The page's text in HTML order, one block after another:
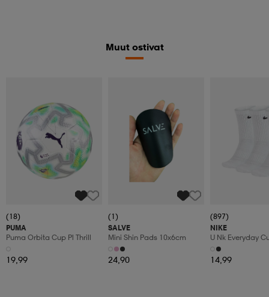
Muut ostivat
(18)
PUMA
Puma Orbita Cup Pl Thrill
19,99
(1)
SALVE
Mini Shin Pads 10x6cm
24,90
(897)
NIKE
U Nk Everyday
3pr
14,99